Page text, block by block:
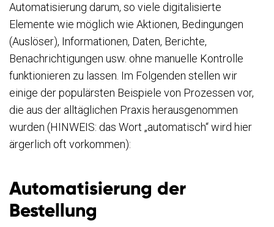
Automatisierung darum, so viele digitalisierte
Elemente wie möglich wie Aktionen, Bedingungen
(Auslöser), Informationen, Daten, Berichte,
Benachrichtigungen usw. ohne manuelle Kontrolle
funktionieren zu lassen. Im Folgenden stellen wir
einige der populärsten Beispiele von Prozessen vor,
die aus der alltäglichen Praxis herausgenommen
wurden (HINWEIS: das Wort „automatisch“ wird hier
ärgerlich oft vorkommen):
Automatisierung der
Bestellung